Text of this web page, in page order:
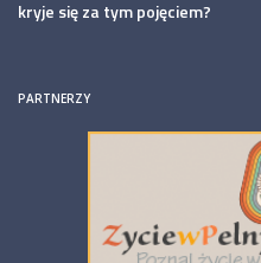
kryje się za tym pojęciem?
PARTNERZY